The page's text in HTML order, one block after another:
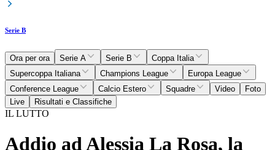
Serie B
Ora per ora Serie A Serie B
Coppa Italia
Supercoppa Italiana
Champions League
Europa League
Conference League
Calcio Estero Squadre Video
Foto
Live
Risultati e Classifiche
IL LUTTO
Addio ad Alessia La Rosa, la